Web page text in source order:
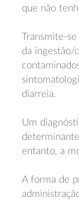
que não
Transmite-
da ingestão/
diarreia.
Um
entanto, a
A forma de